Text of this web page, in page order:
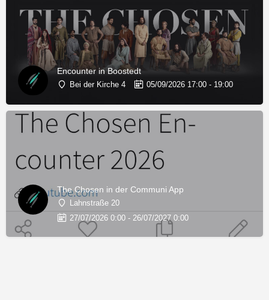
Encounter in Boostedt
Bei der Kirche 4 05/09/2026 17:00 - 19:00
The Chosen in der Communi App
Lahnstraße 20
27/07/2026 0:00 - 26/07/2027 0:00